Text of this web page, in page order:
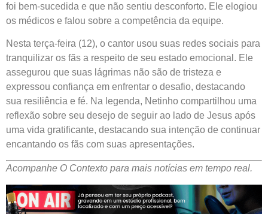
foi bem-sucedida e que não sentiu desconforto. Ele elogiou
os médicos e falou sobre a competência da equipe.
Nesta terça-feira (12), o cantor usou suas redes sociais para
tranquilizar os fãs a respeito de seu estado emocional. Ele
assegurou que suas lágrimas não são de tristeza e
expressou confiança em enfrentar o desafio, destacando
sua resiliência e fé. Na legenda, Netinho compartilhou uma
reflexão sobre seu desejo de seguir ao lado de Jesus após
uma vida gratificante, destacando sua intenção de continuar
encantando os fãs com suas apresentações.
Acompanhe O Contexto para mais notícias em tempo real.